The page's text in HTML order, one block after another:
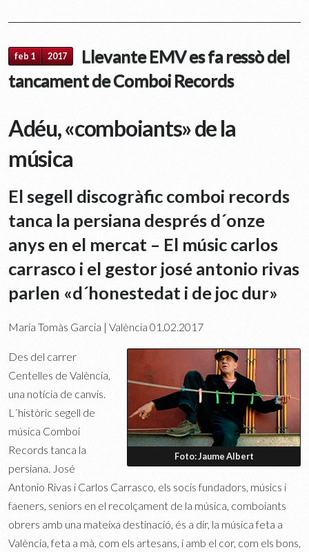
feb 1 2017
Llevante EMV es fa ressò del
tancament de Comboi Records
Adéu, «comboiants» de la
música
El segell discogràfic comboi records
tanca la persiana després d´onze
anys en el mercat – El músic carlos
carrasco i el gestor josé antonio rivas
parlen «d´honestedat i de joc dur»
Maria Tomàs Garcia | València 01.02.2017
Foto: Jaume Albert
Des del carrer
Centelles de València,
una notícia de canvis.
L´històric segell de
música Comboi
Records tanca la
persiana. José
Antonio Rivas i Carlos Carrasco, els socis fundadors, músics i
faeners, seniors en el recolçament de la música, comboiants
obrers amb una mateixa destinació, és a dir, la música feta a
València, feta a mà, com els artesans, i amb el cor, com els bons,